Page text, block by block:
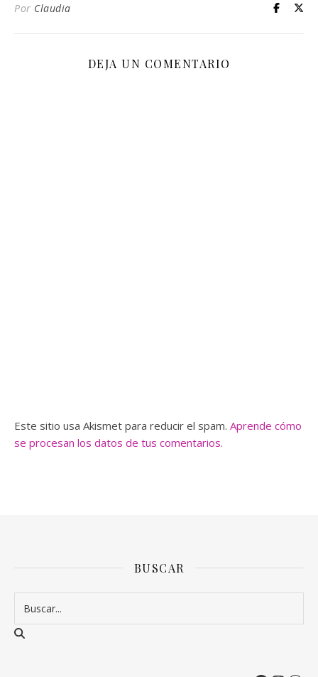
Por Claudia
DEJA UN COMENTARIO
Este sitio usa Akismet para reducir el spam. Aprende cómo
se procesan los datos de tus comentarios.
BUSCAR